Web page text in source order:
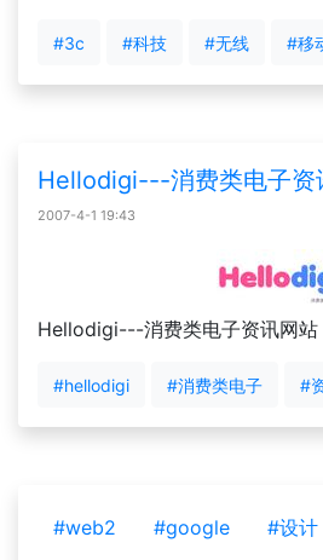
#3c #科技 #无线 #移
Hellodigi---消费类电子资
2007-4-1 19:43
Hellodigi---消费类电子资讯网站
#hellodigi #消费类电子 #
#web2 #google #设计